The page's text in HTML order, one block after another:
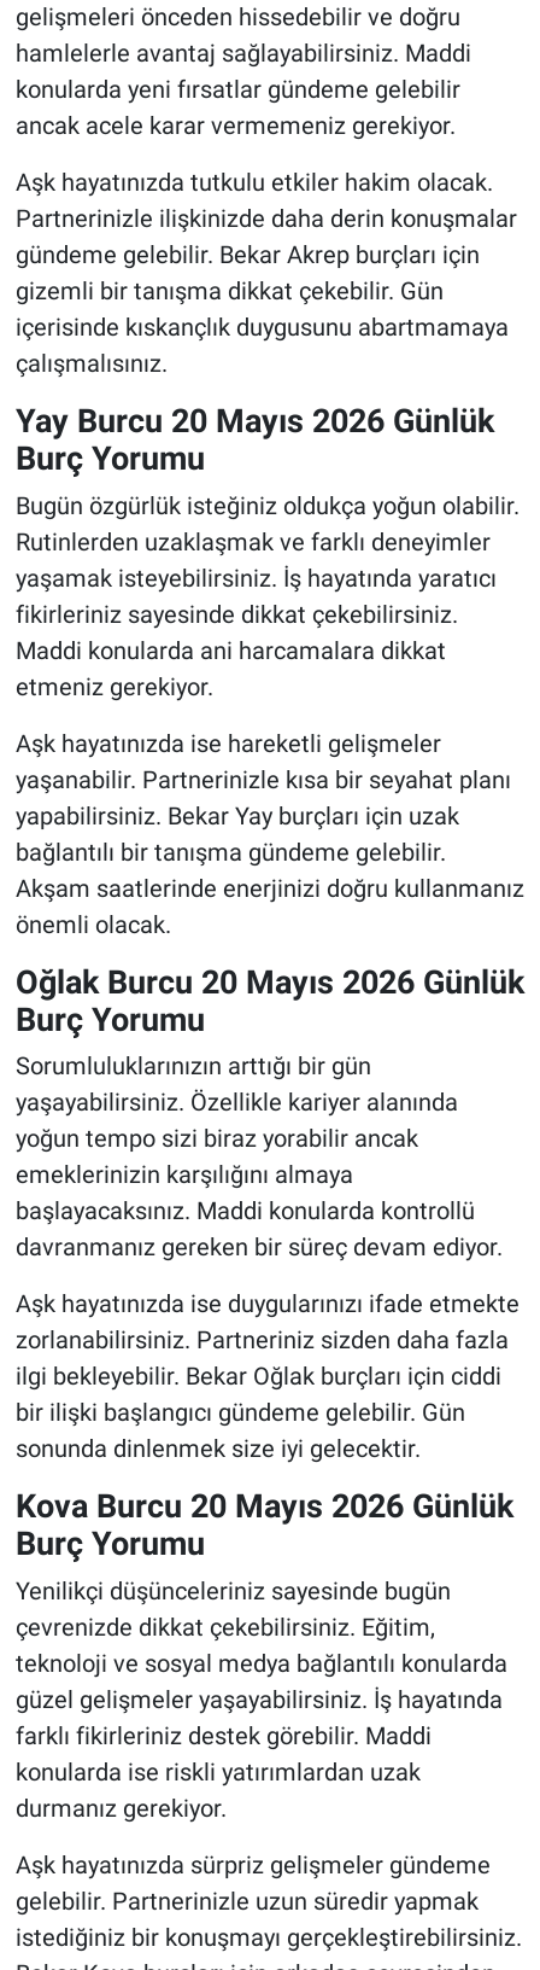
gelişmeleri önceden hissedebilir ve doğru
hamlelerle avantaj sağlayabilirsiniz. Maddi
konularda yeni fırsatlar gündeme gelebilir
ancak acele karar vermemeniz gerekiyor.
Aşk hayatınızda tutkulu etkiler hakim olacak.
Partnerinizle ilişkinizde daha derin konuşmalar
gündeme gelebilir. Bekar Akrep burçları için
gizemli bir tanışma dikkat çekebilir. Gün
içerisinde kıskançlık duygusunu abartmamaya
çalışmalısınız.
Yay Burcu 20 Mayıs 2026 Günlük
Burç Yorumu
Bugün özgürlük isteğiniz oldukça yoğun olabilir.
Rutinlerden uzaklaşmak ve farklı deneyimler
yaşamak isteyebilirsiniz. İş hayatında yaratıcı
fikirleriniz sayesinde dikkat çekebilirsiniz.
Maddi konularda ani harcamalara dikkat
etmeniz gerekiyor.
Aşk hayatınızda ise hareketli gelişmeler
yaşanabilir. Partnerinizle kısa bir seyahat planı
yapabilirsiniz. Bekar Yay burçları için uzak
bağlantılı bir tanışma gündeme gelebilir.
Akşam saatlerinde enerjinizi doğru kullanmanız
önemli olacak.
Oğlak Burcu 20 Mayıs 2026 Günlük
Burç Yorumu
Sorumluluklarınızın arttığı bir gün
yaşayabilirsiniz. Özellikle kariyer alanında
yoğun tempo sizi biraz yorabilir ancak
emeklerinizin karşılığını almaya
başlayacaksınız. Maddi konularda kontrollü
davranmanız gereken bir süreç devam ediyor.
Aşk hayatınızda ise duygularınızı ifade etmekte
zorlanabilirsiniz. Partneriniz sizden daha fazla
ilgi bekleyebilir. Bekar Oğlak burçları için ciddi
bir ilişki başlangıcı gündeme gelebilir. Gün
sonunda dinlenmek size iyi gelecektir.
Kova Burcu 20 Mayıs 2026 Günlük
Burç Yorumu
Yenilikçi düşünceleriniz sayesinde bugün
çevrenizde dikkat çekebilirsiniz. Eğitim,
teknoloji ve sosyal medya bağlantılı konularda
güzel gelişmeler yaşayabilirsiniz. İş hayatında
farklı fikirleriniz destek görebilir. Maddi
konularda ise riskli yatırımlardan uzak
durmanız gerekiyor.
Aşk hayatınızda sürpriz gelişmeler gündeme
gelebilir. Partnerinizle uzun süredir yapmak
istediğiniz bir konuşmayı gerçekleştirebilirsiniz.